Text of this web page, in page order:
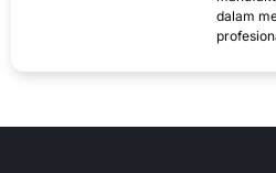
dalam